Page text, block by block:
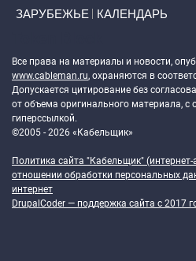
ЗАРУБЕЖЬЕ КАЛЕНДАРЬ
Все права на материалы и новости,
www.cableman.ru, охраняются в
Допускается цитирование без
от объема оригинального материала, с
гиперссылкой.
©2005 - 2026 «Кабельщик»
Политика сайта "Кабельщик" (интернет-
отношении обработки персональных
интернет
DrupalCoder — поддержка сайта c 2017